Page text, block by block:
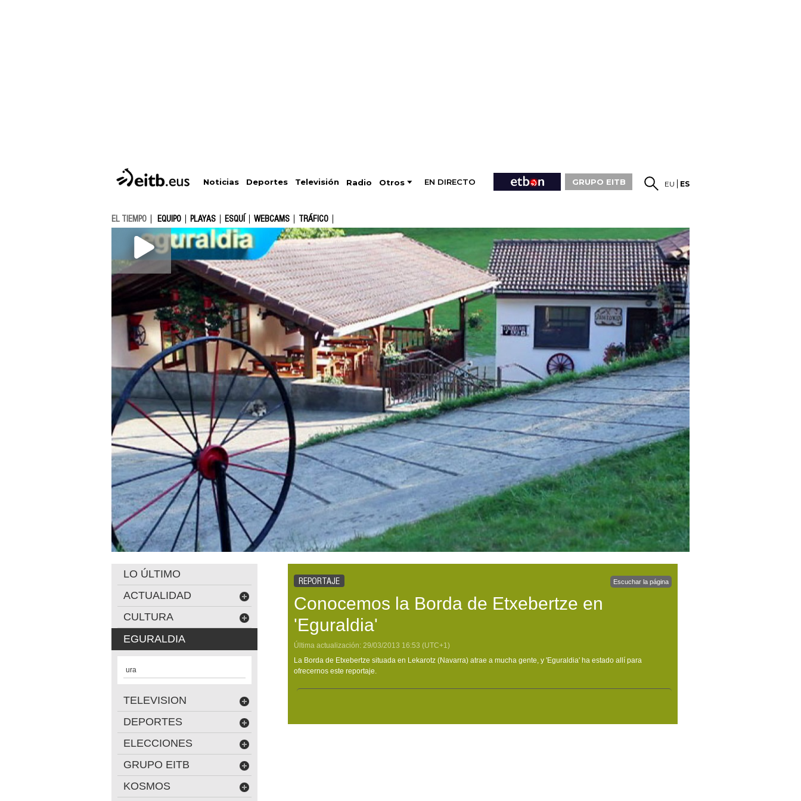
Noticias Deportes Televisión Radio Otros EN DIRECTO GRUPO EITB EU ES
EL TIEMPO EQUIPO PLAYAS ESQUÍ WEBCAMS TRÁFICO
REPORTAJE Escuchar la página
Conocemos la Borda de Etxebertze en
'Eguraldia'
Última actualización: 29/03/2013 16:53 (UTC+1)
La Borda de Etxebertze situada en Lekarotz (Navarra) atrae a mucha gente, y 'Eguraldia' ha estado allí para
ofrecernos este reportaje.
LO ÚLTIMO
ACTUALIDAD
CULTURA
EGURALDIA
ura
TELEVISION
DEPORTES
ELECCIONES
GRUPO EITB
KOSMOS